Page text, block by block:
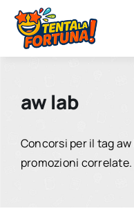
Salta
contenuto
aw lab
Concorsi per il tag
promozioni correlate.